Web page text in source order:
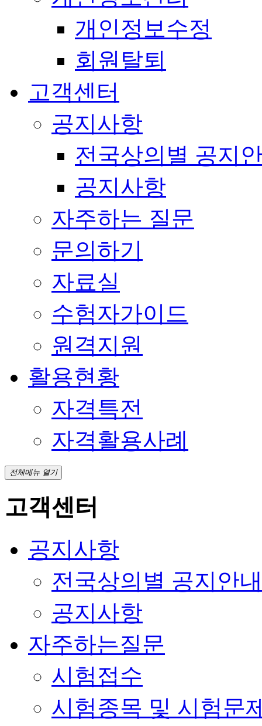
개인정보수정
회원탈퇴
고객센터
공지사항
전국상의별 공지
공지사항
자주하는 질문
문의하기
자료실
수험자가이드
원격지원
활용현황
자격특전
자격활용사례
전체메뉴 열기
고객센터
공지사항
전국상의별 공지안내
공지사항
자주하는질문
시험접수
시험종목 및 시험문